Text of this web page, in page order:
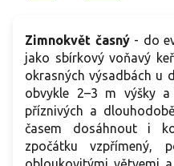
Zimnokvět časný - do
jako sbírkový voňavý
okrasných výsadbách u
obvykle 2–3 m výšky
příznivých a
časem dosáhnout i
zpočátku vzpřímený,